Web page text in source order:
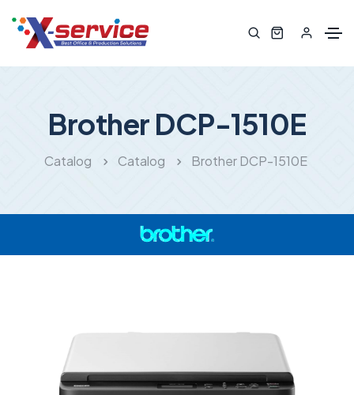
Brother DCP-1510E
Catalog Catalog Brother DCP-1510E